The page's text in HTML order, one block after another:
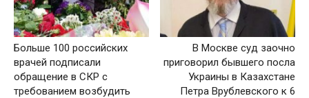
Больше 100 российских
врачей подписали
обращение в СКР с
требованием возбудить
В Москве суд заочно
приговорил бывшего посла
Украины в Казахстане
Петра Врублевского к 6